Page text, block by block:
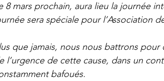
8 mars prochain, aura lieu la journée
sera spéciale pour l’Association
que jamais, nous nous battrons
l’urgence de cette cause, dans un
bafoués.